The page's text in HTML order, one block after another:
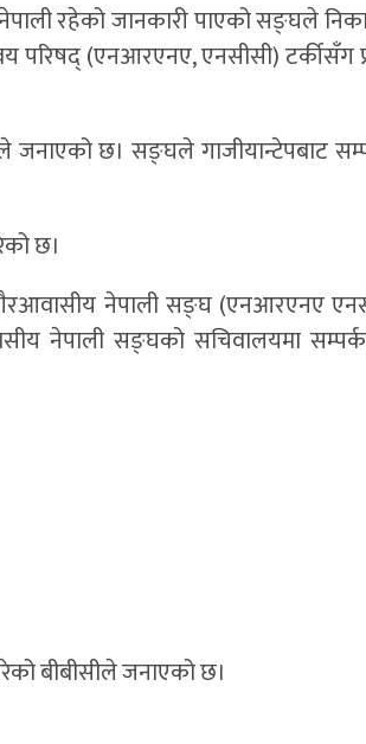
नेपाली रहेको जानकारी पाएको सङ्घले
परिषद् (एनआरएनए, एनसीसी) टर्कीसँग
जनाएको छ। सङ्घले गाजीयान्टेपबाट
छ।
नेपाली सङ्घ (एनआरएनए
नेपाली सङ्घको सचिवालयमा सम्पर्क
बीबीसीले जनाएको छ।